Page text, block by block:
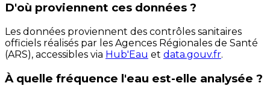
D'où proviennent ces données ?
Les données proviennent des contrôles sanitaires
officiels réalisés par les Agences Régionales de Santé
(ARS), accessibles via Hub'Eau et data.gouv.fr.
À quelle fréquence l'eau est-elle analysée ?